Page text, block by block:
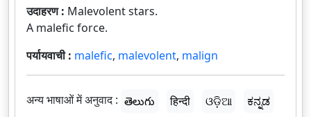
उदाहरण : Malevolent stars.
A malefic force.
पर्यायवाची : malefic, malevolent, malign
अन्य भाषाओं में अनुवाद : తెలుగు हिन्दी ଓଡ଼ିଆ
ಕನ್ನಡ